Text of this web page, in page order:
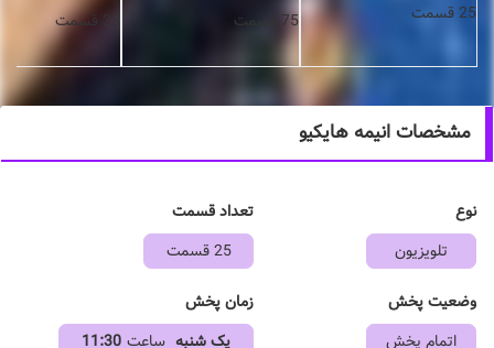
25 قسمت
75 قسمت
مشخصات انیمه هایکیو
نوع
تلویزیون
تعداد قسمت
25 قسمت
وضعیت پخش
اتمام پخش
زمان پخش
یک شنبه ساعت 11:30